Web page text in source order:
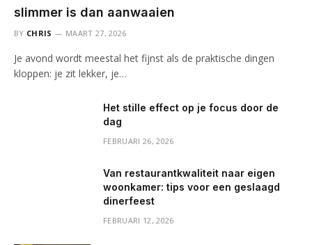
slimmer is dan aanwaaien
BY CHRIS MAART 27, 2026
Je avond wordt meestal het fijnst als de praktische dingen
kloppen: je zit lekker, je…
Het stille effect op je focus door de
dag
FEBRUARI 26, 2026
Van restaurantkwaliteit naar eigen
woonkamer: tips voor een geslaagd
dinerfeest
FEBRUARI 12, 2026